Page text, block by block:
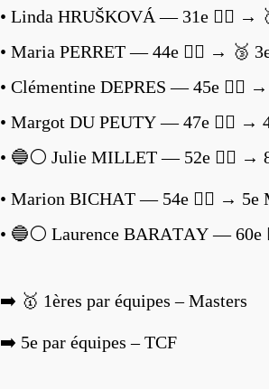
• Linda HRUŠKOVÁ — 31e 🏃‍♀️ →
• Maria PERRET — 44e 🏃‍♀️ → 🥉
• Clémentine DEPRES — 45e 🏃‍♀️
• Margot DU PEUTY — 47e 🏃‍♀️ →
• 🔵⚪️ Julie MILLET — 52e 🏃‍♀️ →
• Marion BICHAT — 54e 🏃‍♀️ → 5e
• 🔵⚪️ Laurence BARATAY — 60e
➡️ 🥇 1ères par équipes – Masters
➡️ 5e par équipes – TCF